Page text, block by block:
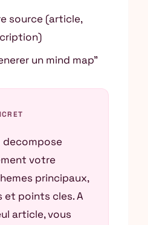
source (article,
un mind map”
decompose
votre
principaux,
et points cles. A
article, vous